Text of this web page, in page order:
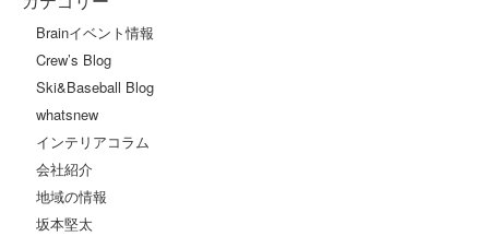
Brainイベント情報
Crew’s Blog
Ski&Baseball Blog
whatsnew
インテリアコラム
会社紹介
地域の情報
坂本堅太